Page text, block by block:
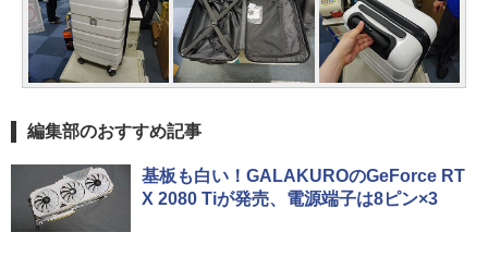
編集部のおすすめ記事
基板も白い！GALAKUROのGeForce RT
X 2080 Tiが発売、電源端子は8ピン×3